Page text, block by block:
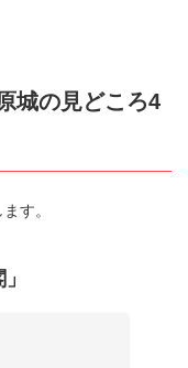
城の見どころ4
す。